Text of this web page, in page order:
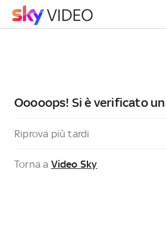
Ooooops! Si è verificato
Riprova più tardi
Torna a Video Sky